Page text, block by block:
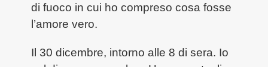
di fuoco in cui ho compreso cosa fosse
l’amore vero.
Il 30 dicembre, intorno alle 8 di sera. Io